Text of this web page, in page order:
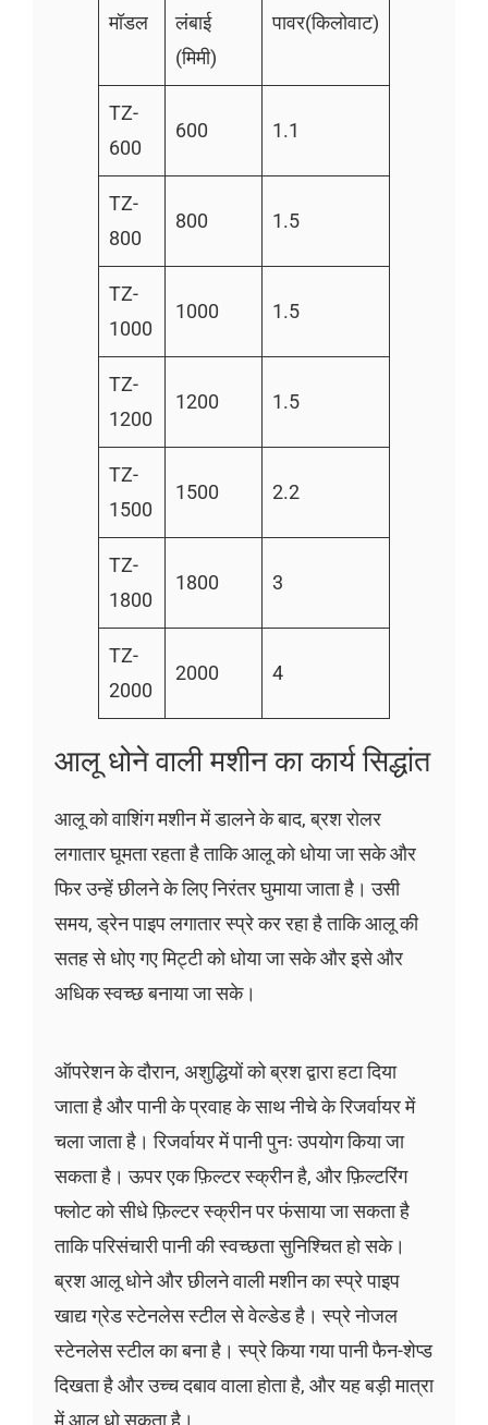
मॉडल
लंबाई
(मिमी)
पावर(किलोवाट)
TZ-
600
600 1.1
TZ-
800
800 1.5
TZ-
1000
1000 1.5
TZ-
1200
1200 1.5
TZ-
1500
1500 2.2
TZ-
1800
1800 3
TZ-
2000
2000 4
आलू धोने वाली मशीन का कार्य सिद्धांत
आलू को वाशिंग मशीन में डालने के बाद, ब्रश रोलर
लगातार घूमता रहता है ताकि आलू को धोया जा सके और
फिर उन्हें छीलने के लिए निरंतर घुमाया जाता है। उसी
समय, ड्रेन पाइप लगातार स्प्रे कर रहा है ताकि आलू की
सतह से धोए गए मिट्टी को धोया जा सके और इसे और
अधिक स्वच्छ बनाया जा सके।
ऑपरेशन के दौरान, अशुद्धियों को ब्रश द्वारा हटा दिया
जाता है और पानी के प्रवाह के साथ नीचे के रिजर्वायर में
चला जाता है। रिजर्वायर में पानी पुनः उपयोग किया जा
सकता है। ऊपर एक फ़िल्टर स्क्रीन है, और फ़िल्टरिंग
फ्लोट को सीधे फ़िल्टर स्क्रीन पर फंसाया जा सकता है
ताकि परिसंचारी पानी की स्वच्छता सुनिश्चित हो सके।
ब्रश आलू धोने और छीलने वाली मशीन का स्प्रे पाइप
खाद्य ग्रेड स्टेनलेस स्टील से वेल्डेड है। स्प्रे नोजल
स्टेनलेस स्टील का बना है। स्प्रे किया गया पानी फैन-शेप्ड
दिखता है और उच्च दबाव वाला होता है, और यह बड़ी मात्रा